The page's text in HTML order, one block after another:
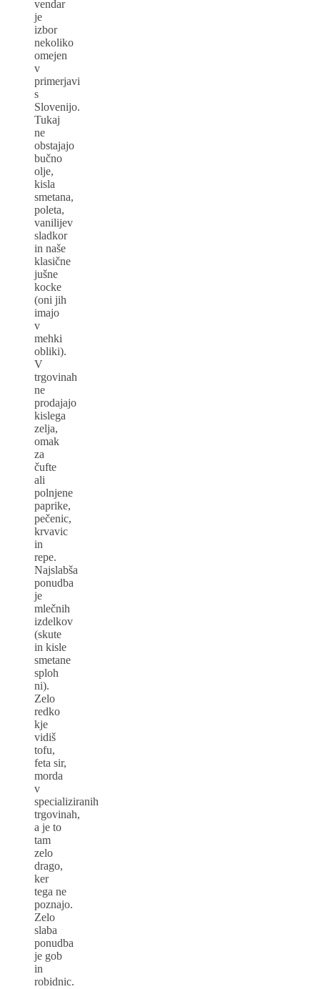
vendar
je
izbor
nekoliko
omejen
v
primerjavi
s
Slovenijo.
Tukaj
ne
obstajajo
bučno
olje,
kisla
smetana,
poleta,
vanilijev
sladkor
in naše
klasične
jušne
kocke
(oni jih
imajo
v
mehki
obliki).
V
trgovinah
ne
prodajajo
kislega
zelja,
omak
za
čufte
ali
polnjene
paprike,
pečenic,
krvavic
in
repe.
Najslabša
ponudba
je
mlečnih
izdelkov
(skute
in kisle
smetane
sploh
ni).
Zelo
redko
kje
vidiš
tofu,
feta sir,
morda
v
specializiranih
trgovinah,
a je to
tam
zelo
drago,
ker
tega ne
poznajo.
Zelo
slaba
ponudba
je gob
in
robidnic.